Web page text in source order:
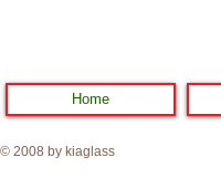
Home
© 2008 by kiaglass